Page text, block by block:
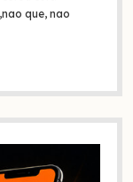
que, nao